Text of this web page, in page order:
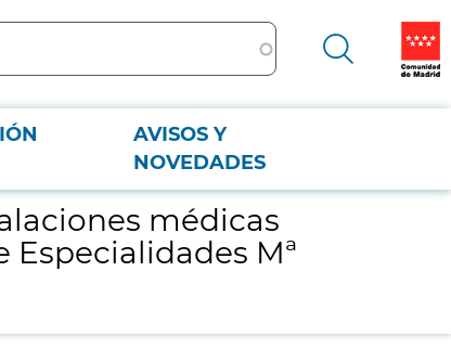
AVISOS Y
NOVEDADES
Mª Ángeles López Gómez de Léganés
médicas
Especialidades Mª